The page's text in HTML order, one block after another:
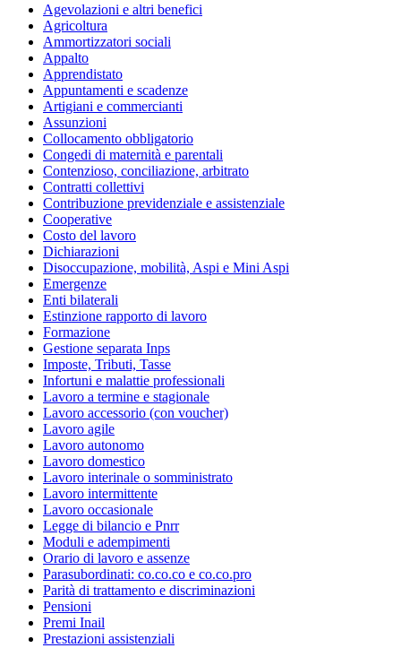
Agevolazioni e altri benefici
Agricoltura
Ammortizzatori sociali
Appalto
Apprendistato
Appuntamenti e scadenze
Artigiani e commercianti
Assunzioni
Collocamento obbligatorio
Congedi di maternità e parentali
Contenzioso, conciliazione, arbitrato
Contratti collettivi
Contribuzione previdenziale e assistenziale
Cooperative
Costo del lavoro
Dichiarazioni
Disoccupazione, mobilità, Aspi e Mini Aspi
Emergenze
Enti bilaterali
Estinzione rapporto di lavoro
Formazione
Gestione separata Inps
Imposte, Tributi, Tasse
Infortuni e malattie professionali
Lavoro a termine e stagionale
Lavoro accessorio (con voucher)
Lavoro agile
Lavoro autonomo
Lavoro domestico
Lavoro interinale o somministrato
Lavoro intermittente
Lavoro occasionale
Legge di bilancio e Pnrr
Moduli e adempimenti
Orario di lavoro e assenze
Parasubordinati: co.co.co e co.co.pro
Parità di trattamento e discriminazioni
Pensioni
Premi Inail
Prestazioni assistenziali